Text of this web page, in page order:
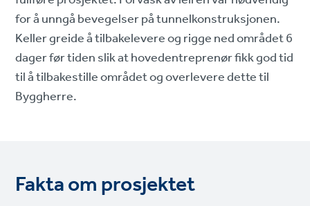
for å unngå bevegelser på tunnelkonstruksjonen.
Keller greide å tilbakelevere og rigge ned området 6
dager før tiden slik at hovedentreprenør fikk god tid
til å tilbakestille området og overlevere dette til
Byggherre.
Fakta om prosjektet